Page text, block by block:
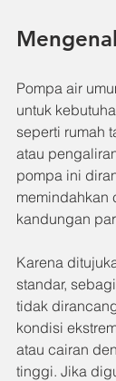
Pompa air
untuk
seperti rumah
atau
pompa ini
memindahkan
kandungan
Karena
standar,
tidak
kondisi
atau cairan
tinggi. Jika